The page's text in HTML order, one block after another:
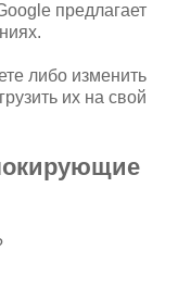
предлагает
либо изменить
их на свой